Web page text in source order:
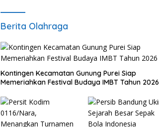
Berita Olahraga
Kontingen Kecamatan Gunung Purei Siap
Memeriahkan Festival Budaya IMBT Tahun 2026